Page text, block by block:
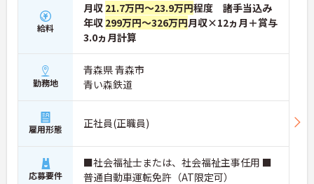
給料
月収 21.7万円～23.9万円程度 諸手当込み
年収 299万円～326万円月収×12ヵ月＋賞与
3.0ヵ月計算
勤務地
青森県 青森市
青い森鉄道
雇用形態 正社員(正職員)
応募要件
■社会福祉士または、社会福祉主事任用 ■
普通自動車運転免許（AT限定可）